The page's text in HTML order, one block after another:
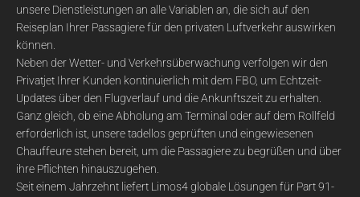
unsere Dienstleistungen an alle Variablen an, die sich auf den
Reiseplan Ihrer Passagiere für den privaten Luftverkehr auswirken
können.
Neben der Wetter- und Verkehrsüberwachung verfolgen wir den
Privatjet Ihrer Kunden kontinuierlich mit dem FBO, um Echtzeit-
Updates über den Flugverlauf und die Ankunftszeit zu erhalten.
Ganz gleich, ob eine Abholung am Terminal oder auf dem Rollfeld
erforderlich ist, unsere tadellos geprüften und eingewiesenen
Chauffeure stehen bereit, um die Passagiere zu begrüßen und über
ihre Pflichten hinauszugehen.
Seit einem Jahrzehnt liefert Limos4 globale Lösungen für Part 91-